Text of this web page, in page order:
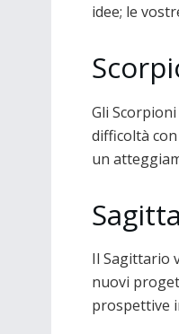
idee; le
Gli
difficoltà
un
Il Sagittario
nuovi
prospettive